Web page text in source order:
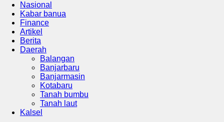
Nasional
Kabar banua
Finance
Artikel
Berita
Daerah
Balangan
Banjarbaru
Banjarmasin
Kotabaru
Tanah bumbu
Tanah laut
Kalsel